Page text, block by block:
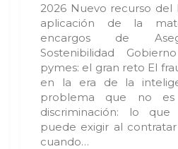
2026 Nuevo recurso del
aplicación de la
encargos de
Sostenibilidad
pymes: el gran reto El
en la era de la
problema que no es
discriminación: lo
puede exigir al
cuando…